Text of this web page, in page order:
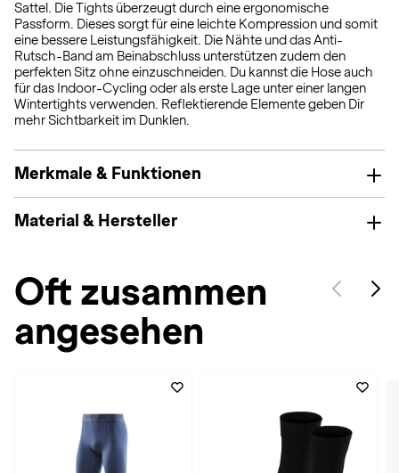
Sattel. Die Tights überzeugt durch eine ergonomische
Passform. Dieses sorgt für eine leichte Kompression und somit
eine bessere Leistungsfähigkeit. Die Nähte und das Anti-
Rutsch-Band am Beinabschluss unterstützen zudem den
perfekten Sitz ohne einzuschneiden. Du kannst die Hose auch
für das Indoor-Cycling oder als erste Lage unter einer langen
Wintertights verwenden. Reflektierende Elemente geben Dir
mehr Sichtbarkeit im Dunklen.
Merkmale & Funktionen
Material & Hersteller
Oft zusammen
angesehen